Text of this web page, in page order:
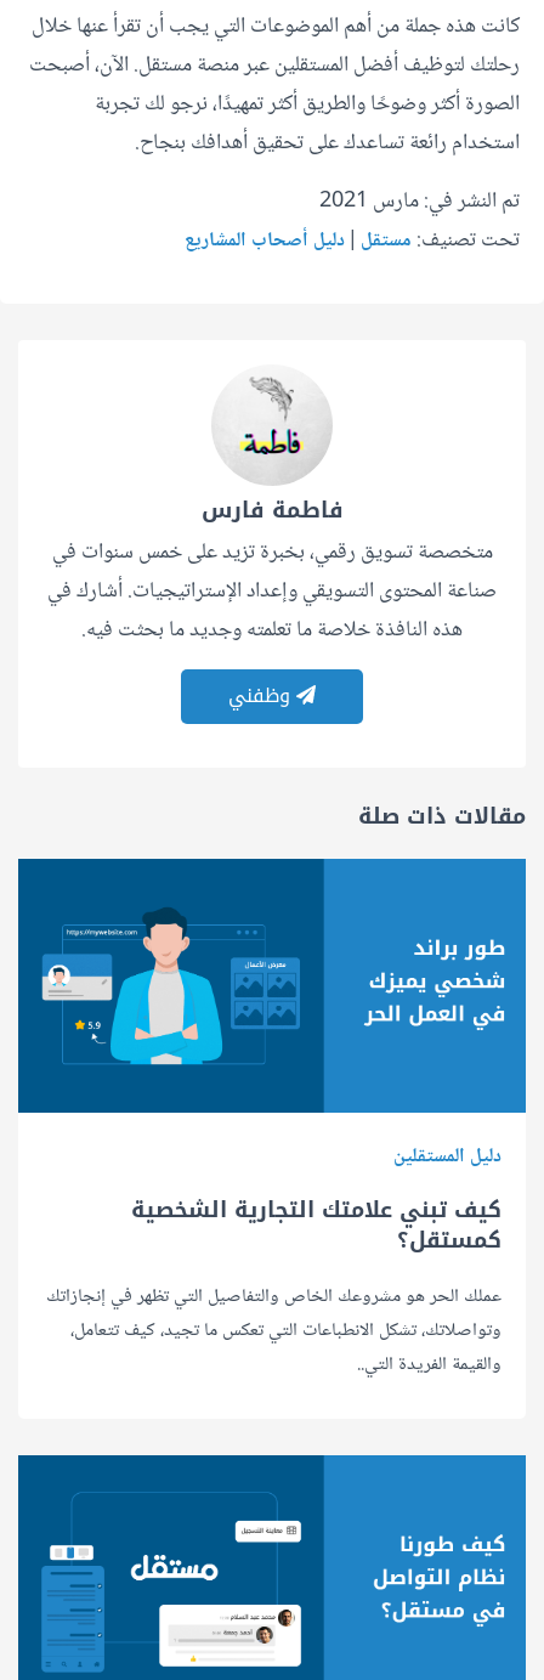
كانت هذه جملة من أهم الموضوعات التي يجب أن تقرأ عنها خلال
رحلتك لتوظيف أفضل المستقلين عبر منصة مستقل. الآن، أصبحت
الصورة أكثر وضوحًا والطريق أكثر تمهيدًا، نرجو لك تجربة
استخدام رائعة تساعدك على تحقيق أهدافك بنجاح.
تم النشر في: مارس 2021
تحت تصنيف: مستقل |دليل أصحاب المشاريع
فاطمة فارس
متخصصة تسويق رقمي، بخبرة تزيد على خمس سنوات في
صناعة المحتوى التسويقي وإعداد الإستراتيجيات. أشارك في
هذه النافذة خلاصة ما تعلمته وجديد ما بحثت فيه.
وظفني
مقالات ذات صلة
دليل المستقلين
كيف تبني علامتك التجارية الشخصية
كمستقل؟
عملك الحر هو مشروعك الخاص والتفاصيل التي تظهر في إنجازاتك
وتواصلاتك، تشكل الانطباعات التي تعكس ما تجيد، كيف تتعامل،
والقيمة الفريدة التي..